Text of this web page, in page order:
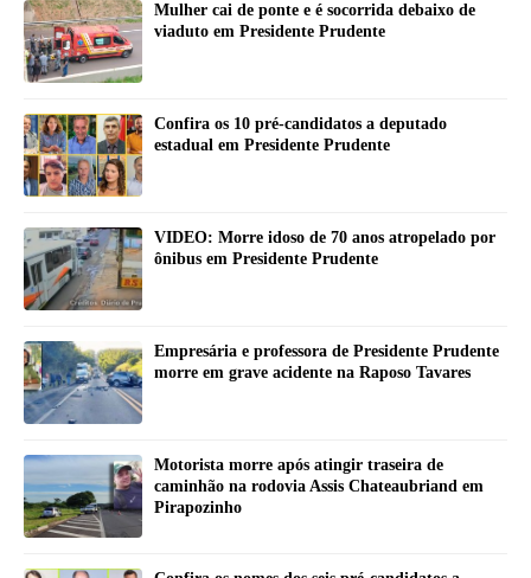
Mulher cai de ponte e é socorrida debaixo de
viaduto em Presidente Prudente
Confira os 10 pré-candidatos a deputado
estadual em Presidente Prudente
VIDEO: Morre idoso de 70 anos atropelado por
ônibus em Presidente Prudente
Empresária e professora de Presidente Prudente
morre em grave acidente na Raposo Tavares
Motorista morre após atingir traseira de
caminhão na rodovia Assis Chateaubriand em
Pirapozinho